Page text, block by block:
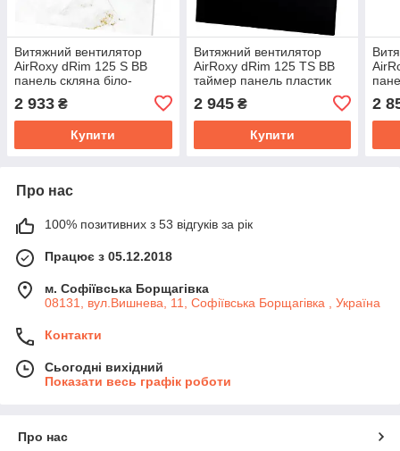
Витяжний вентилятор
AirRoxy dRim 125 S BB
панель скляна біло-
золотий мармур 140м³/год
14Вт
2 933 ₴
Купити
Витяжний вентилятор
AirRoxy dRim 125 TS BB
таймер панель пластик
чорний глянець 140м³/год
14Вт
2 945₴
Купити
2
Про нас
100% позитивних з 53 відгуків за рік
Працює з 05.12.2018
м. Софіївська Борщагівка
08131, вул.Вишнева, 11, Софіївська Борщагівка , Україна
Контакти
Сьогодні вихідний
Показати весь графік роботи
Про нас